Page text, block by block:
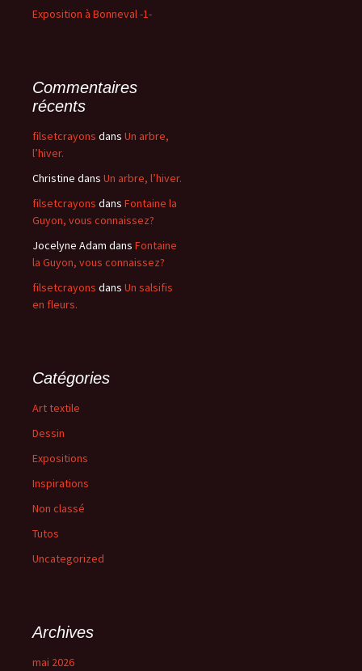
Exposition à Bonneval -1-
Commentaires
récents
filsetcrayons dans Un arbre,
l’hiver.
Christine dans Un arbre, l’hiver.
filsetcrayons dans Fontaine la
Guyon, vous connaissez?
Jocelyne Adam dans Fontaine
la Guyon, vous connaissez?
filsetcrayons dans Un salsifis
en fleurs.
Catégories
Art textile
Dessin
Expositions
Inspirations
Non classé
Tutos
Uncategorized
Archives
mai 2026